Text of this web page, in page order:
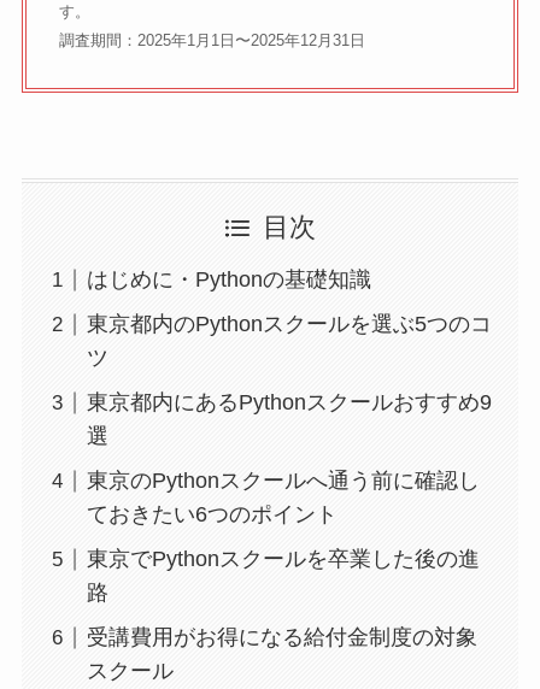
す。
調査期間：2025年1月1日〜2025年12月31日
目次
はじめに・Pythonの基礎知識
東京都内のPythonスクールを選ぶ5つのコ
ツ
東京都内にあるPythonスクールおすすめ9
選
東京のPythonスクールへ通う前に確認し
ておきたい6つのポイント
東京でPythonスクールを卒業した後の進
路
受講費用がお得になる給付金制度の対象
スクール